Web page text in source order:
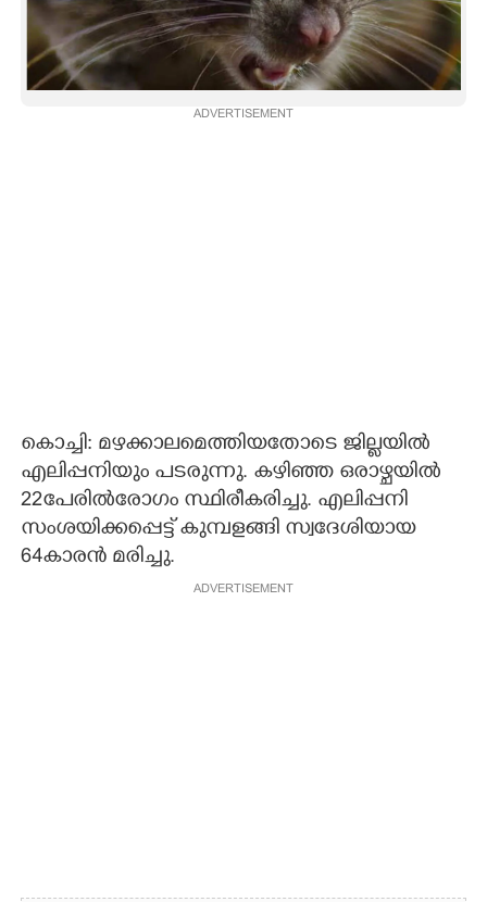
ART
ASTRO
ADVERTISEMENT
കൊച്ചി: മഴക്കാലമെത്തിയതോടെ ജില്ലയിൽ
എലിപ്പനിയും പടരുന്നു. കഴിഞ്ഞ ഒരാഴ്ചയിൽ
22പേരിൽരോഗം സ്ഥിരീകരിച്ചു. എലിപ്പനി
സംശയിക്കപ്പെട്ട് കുമ്പളങ്ങി സ്വദേശിയായ
64കാരൻ മരിച്ചു.
ADVERTISEMENT